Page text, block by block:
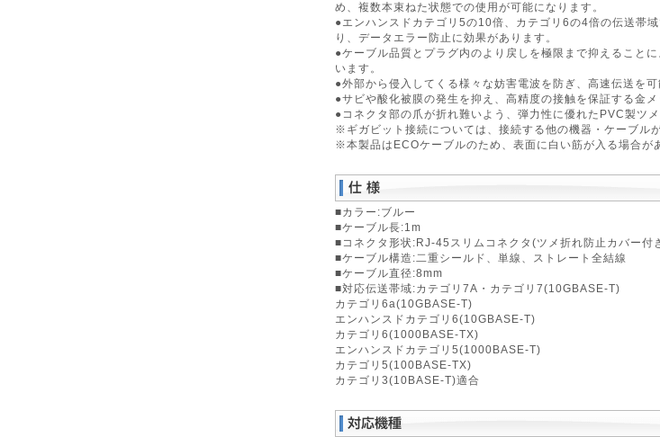
め、複数本束ねた状態での使用が可能になります。
●エンハンスドカテゴリ5の10倍、カテゴリ6の4倍の伝送帯
り、データエラー防止に効果があります。
●ケーブル品質とプラグ内のより戻しを極限まで抑えること
います。
●外部から侵入してくる様々な妨害電波を防ぎ、高速伝送を可
●サビや酸化被膜の発生を抑え、高精度の接触を保証する金
●コネクタ部の爪が折れ難いよう、弾力性に優れたPVC製ツ
※ギガビット接続については、接続する他の機器・ケーブル
※本製品はECOケーブルのため、表面に白い筋が入る場合が
■カラー:ブルー
■ケーブル長:1m
■コネクタ形状:RJ-45スリムコネクタ(ツメ折れ防止カバー付
■ケーブル構造:二重シールド、単線、ストレート全結線
■ケーブル直径:8mm
■対応伝送帯域:カテゴリ7A・カテゴリ7(10GBASE-T)
カテゴリ6a(10GBASE-T)
エンハンスドカテゴリ6(10GBASE-T)
カテゴリ6(1000BASE-TX)
エンハンスドカテゴリ5(1000BASE-T)
カテゴリ5(100BASE-TX)
カテゴリ3(10BASE-T)適合